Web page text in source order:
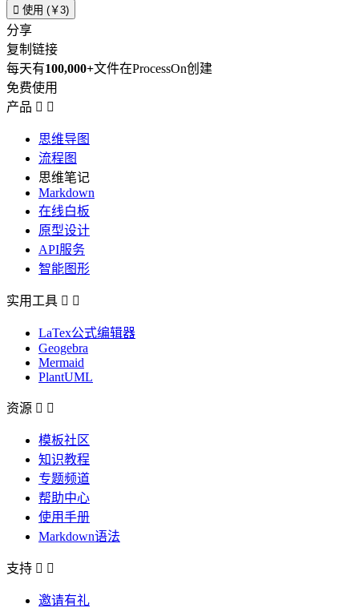
 使用 (￥3)
分享
复制链接
每天有100,000+文件在ProcessOn创建
免费使用
产品  
思维导图
流程图
思维笔记
Markdown
在线白板
原型设计
API服务
智能图形
实用工具  
LaTex公式编辑器
Geogebra
Mermaid
PlantUML
资源  
模板社区
知识教程
专题频道
帮助中心
使用手册
Markdown语法
支持  
邀请有礼